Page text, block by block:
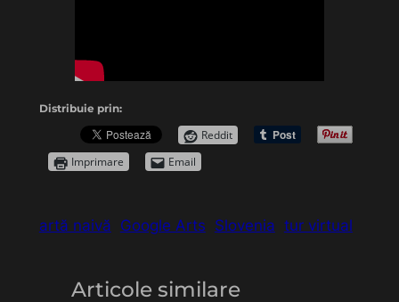
Distribuie prin:
Reddit
Imprimare
Email
artă naivă Google Arts Slovenia tur virtual
Articole similare